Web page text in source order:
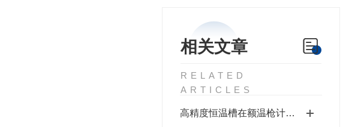
相关文章
RELATED
ARTICLES
高精度恒温槽在额温枪计量校准上的应用